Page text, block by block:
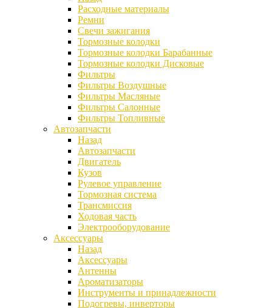
Расходные материалы
Ремни
Свечи зажигания
Тормозные колодки
Тормозные колодки Барабанные
Тормозные колодки Дисковые
Фильтры
Фильтры Воздушные
Фильтры Масляные
Фильтры Салонные
Фильтры Топливные
Автозапчасти
Назад
Автозапчасти
Двигатель
Кузов
Рулевое управление
Тормозная система
Трансмиссия
Ходовая часть
Электрооборудование
Аксессуары
Назад
Аксессуары
Антенны
Ароматизаторы
Инструменты и принадлежности
Подогревы, инверторы